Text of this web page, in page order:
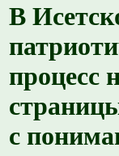
В
процесс
с